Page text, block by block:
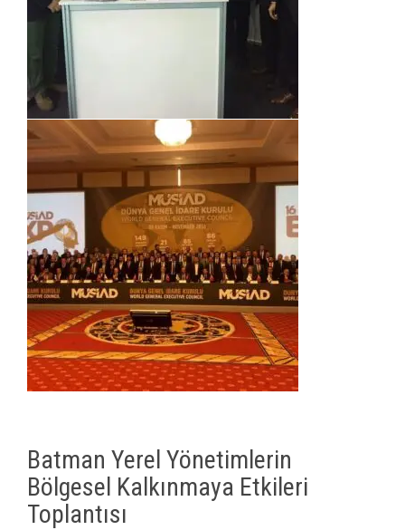
Batman Yerel Yönetimlerin
Bölgesel Kalkınmaya Etkileri
Toplantısı